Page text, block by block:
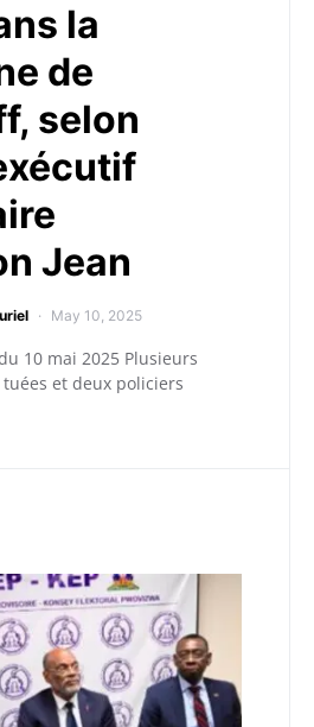
la
de
selon
Jean
May 10, 2025
10 mai 2025 Plusieurs
et deux policiers